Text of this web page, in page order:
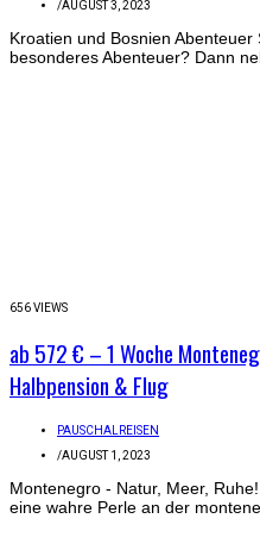
/AUGUST 3, 2023
Kroatien und Bosnien
besonderes Abenteuer? Dann
656 VIEWS
ab 572 € – 1 Woche
Halbpension & Flug
PAUSCHALREISEN
/AUGUST 1, 2023
Montenegro - Natur, Meer,
eine wahre Perle an der